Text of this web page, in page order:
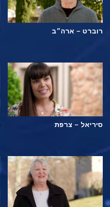
רוברט – ארה״ב
סיריאל – צרפת